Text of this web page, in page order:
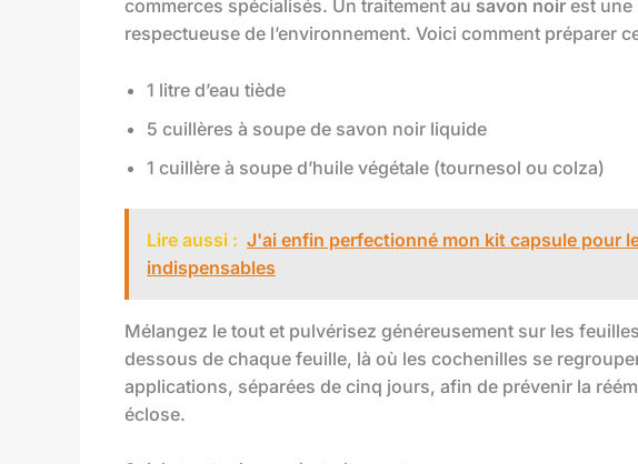
commerces spécialisés. Un traitement au savon noir est une
respectueuse de l’environnement. Voici comment préparer
1 litre d’eau tiède
5 cuillères à soupe de savon noir liquide
1 cuillère à soupe d’huile végétale (tournesol ou colza)
Lire aussi : J'ai enfin perfectionné mon kit capsule pour
indispensables
Mélangez le tout et pulvérisez généreusement sur les
dessous de chaque feuille, là où les cochenilles se
applications, séparées de cinq jours, afin de prévenir la
éclose.